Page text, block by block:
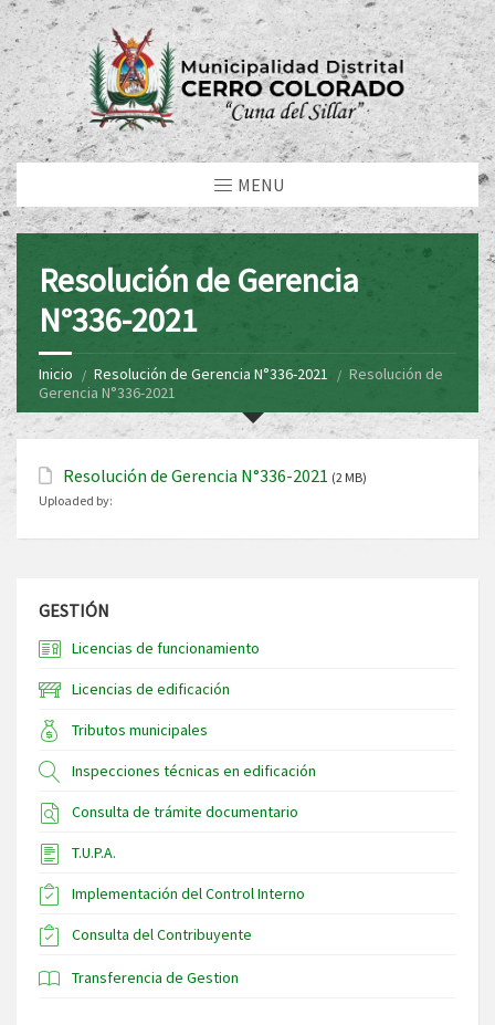
MENU
Resolución de Gerencia
N°336-2021
Inicio Resolución de Gerencia N°336-2021
Resolución de
Gerencia N°336-2021
Resolución de Gerencia N°336-2021 (2 MB)
Uploaded by:
GESTIÓN
Licencias de funcionamiento
Licencias de edificación
Tributos municipales
Inspecciones técnicas en edificación
Consulta de trámite documentario
T.U.P.A.
Implementación del Control Interno
Consulta del Contribuyente
Transferencia de Gestion